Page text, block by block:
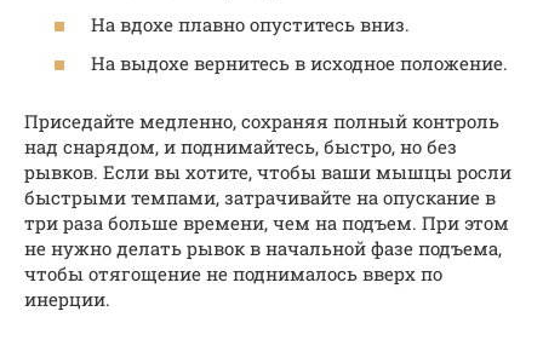
На вдохе плавно опуститесь вниз.
На выдохе вернитесь в исходное положение.
Приседайте медленно, сохраняя полный контроль
над снарядом, и поднимайтесь, быстро, но без
рывков. Если вы хотите, чтобы ваши мышцы росли
быстрыми темпами, затрачивайте на опускание в
три раза больше времени, чем на подъем. При этом
не нужно делать рывок в начальной фазе подъема,
чтобы отягощение не поднималось вверх по
инерции.